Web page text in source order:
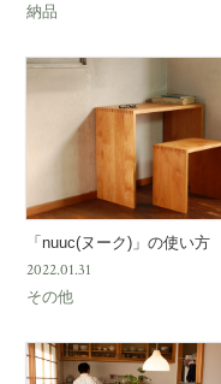
納品
「nuuc(ヌーク)」の使い方
2022.01.31
その他